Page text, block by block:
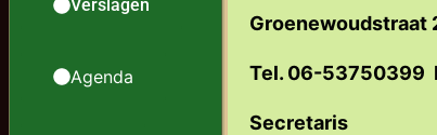
Verslagen
Agenda
Groenewoudstraat
Tel. 06-53750399
Secretaris